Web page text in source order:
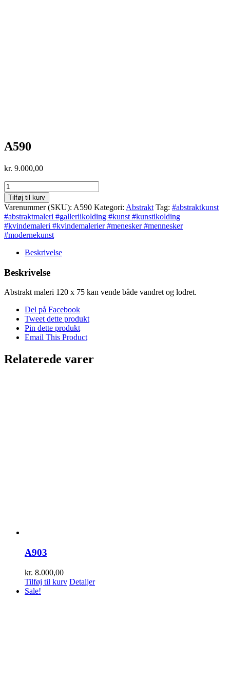
A590
kr. 9.000,00
A590
antal
Tilføj til kurv
Varenummer (SKU): A590 Kategori: Abstrakt Tag: #abstraktkunst
#abstraktmaleri #galleriikolding #kunst #kunstikolding
#kvindemaleri #kvindemalerier #menesker #mennesker
#modernekunst
Beskrivelse
Beskrivelse
Abstrakt maleri 120 x 75 kan vende både vandret og lodret.
Del på Facebook
Tweet dette produkt
Pin dette produkt
Email This Product
Relaterede varer
A903
kr. 8.000,00
Tilføj til kurv Detaljer
Sale!